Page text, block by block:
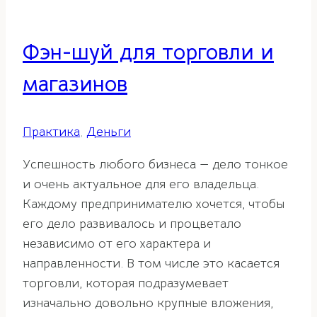
Фэн-шуй для торговли и
магазинов
Практика, Деньги
Успешность любого бизнеса — дело тонкое
и очень актуальное для его владельца.
Каждому предпринимателю хочется, чтобы
его дело развивалось и процветало
независимо от его характера и
направленности. В том числе это касается
торговли, которая подразумевает
изначально довольно крупные вложения,